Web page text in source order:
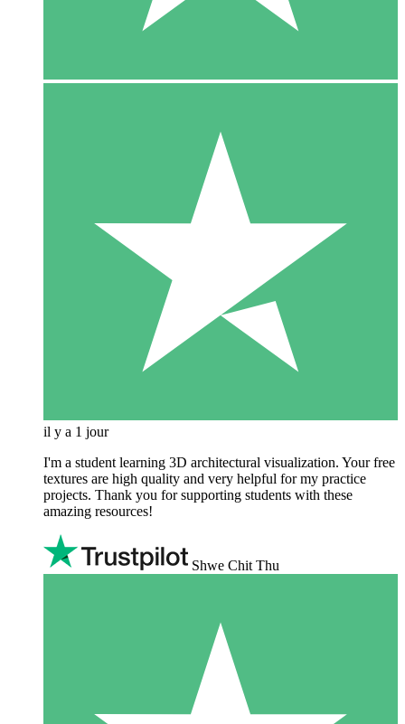
il y a 1 jour
I'm a student learning 3D architectural visualization. Your free
textures are high quality and very helpful for my practice
projects. Thank you for supporting students with these
amazing resources!
Shwe Chit Thu